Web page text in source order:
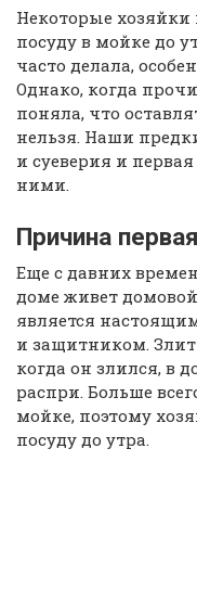
Некоторые
посуду в мойке до
часто делала,
Однако, когда
поняла, что
нельзя. Наши
и суеверия и
ними.
Причина
Еще с давних
доме живет
является
и защитником.
когда он злился, в
распри. Больше
мойке, поэтому
посуду до утра.